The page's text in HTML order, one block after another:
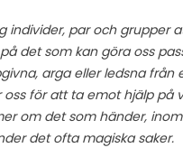
individer, par och grupper
det som kan göra oss
arga eller ledsna från
oss för att ta emot hjälp på
om det som händer,
det ofta magiska saker.